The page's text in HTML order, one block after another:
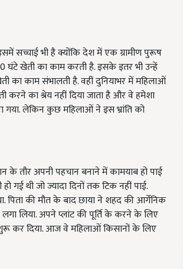
सच्चाई भी है क्योंकि देश में एक ग्रामीण पुरूष
घंटे खेती का काम करती है. इसके इतर भी उन्हें
का काम संभालती है. वहीं दुनियाभर में महिलाओं
करने का श्रेय नहीं दिया जाता है और वे हमेशा
गया. लेकिन कुछ महिलाओं ने इस भ्रांति को
तौर अपनी पहचान बनाने में कामयाब हो पाई
गई थी जो ज्यादा दिनों तक टिक नहीं पाई.
पिता की मौत के बाद छाया ने शहद की आर्गेनिक
लिया. अपने प्लांट की पूर्ति के करने के लिए
कर दिया. आज वे महिलाओं किसानों के लिए